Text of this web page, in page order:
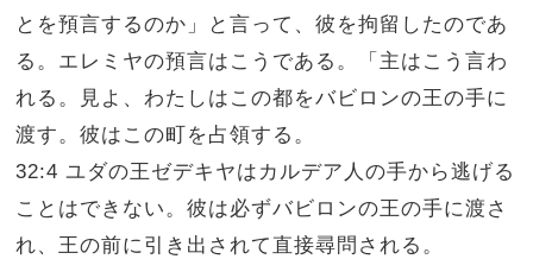
とを預言するのか」と言って、彼を拘留したのであ
る。エレミヤの預言はこうである。「主はこう言わ
れる。見よ、わたしはこの都をバビロンの王の手に
渡す。彼はこの町を占領する。
32:4 ユダの王ゼデキヤはカルデア人の手から逃げる
ことはできない。彼は必ずバビロンの王の手に渡さ
れ、王の前に引き出されて直接尋問される。